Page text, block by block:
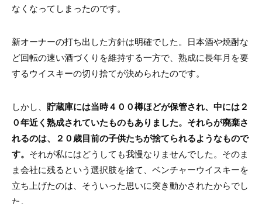
なくなってしまったのです。
新オーナーの打ち出した方針は明確でした。日本酒や焼酎な
ど回転の速い酒づくりを維持する一方で、熟成に長年月を要
するウイスキーの切り捨てが決められたのです。
しかし、 貯蔵庫には当時４００樽ほどが保管され、中には２
０年近く熟成されていたものもありました。それらが廃棄さ
れるのは、２０歳目前の子供たちが捨てられるようなもので
す。 それが私にはどうしても我慢なりませんでした。そのま
ま会社に残るという選択肢を捨て、ベンチャーウイスキーを
立ち上げたのは、そういった思いに突き動かされたからでし
た。